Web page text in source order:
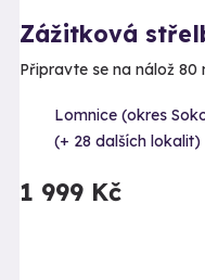
Zážitková
Připravte se na nálož 80
Lomnice (okres
(+ 28 dalších lokalit)
1 999 Kč